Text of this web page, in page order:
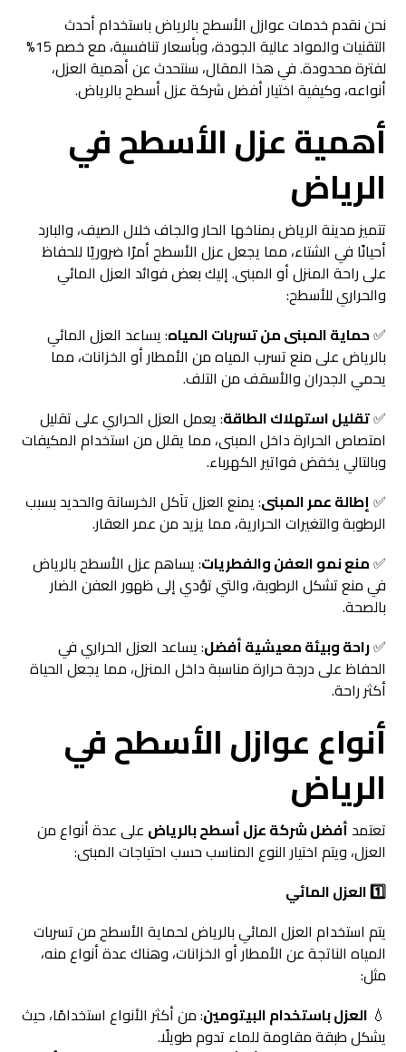
نحن نقدم خدمات عوازل الأسطح بالرياض باستخدام أحدث
التقنيات والمواد عالية الجودة، وبأسعار تنافسية، مع خصم 15%
لفترة محدودة. في هذا المقال، سنتحدث عن أهمية العزل،
أنواعه، وكيفية اختيار أفضل شركة عزل أسطح بالرياض.
أهمية عزل الأسطح في
الرياض
تتميز مدينة الرياض بمناخها الحار والجاف خلال الصيف، والبارد
أحيانًا في الشتاء، مما يجعل عزل الأسطح أمرًا ضروريًا للحفاظ
على راحة المنزل أو المبنى. إليك بعض فوائد العزل المائي
والحراري للأسطح:
✅حماية المبنى من تسربات المياه: يساعد العزل المائي
بالرياض على منع تسرب المياه من الأمطار أو الخزانات، مما
يحمي الجدران والأسقف من التلف.
✅تقليل استهلاك الطاقة: يعمل العزل الحراري على تقليل
امتصاص الحرارة داخل المبنى، مما يقلل من استخدام المكيفات
وبالتالي يخفض فواتير الكهرباء.
✅إطالة عمر المبنى: يمنع العزل تآكل الخرسانة والحديد بسبب
الرطوبة والتغيرات الحرارية، مما يزيد من عمر العقار.
✅منع نمو العفن والفطريات: يساهم عزل الأسطح بالرياض
في منع تشكل الرطوبة، والتي تؤدي إلى ظهور العفن الضار
بالصحة.
✅راحة وبيئة معيشية أفضل: يساعد العزل الحراري في
الحفاظ على درجة حرارة مناسبة داخل المنزل، مما يجعل الحياة
أكثر راحة.
أنواع عوازل الأسطح في
الرياض
تعتمد أفضل شركة عزل أسطح بالرياض على عدة أنواع من
العزل، ويتم اختيار النوع المناسب حسب احتياجات المبنى:
1️⃣
العزل المائي
يتم استخدام العزل المائي بالرياض لحماية الأسطح من تسربات
المياه الناتجة عن الأمطار أو الخزانات، وهناك عدة أنواع منه،
مثل:
💧 العزل باستخدام البيتومين: من أكثر الأنواع استخدامًا، حيث
يشكل طبقة مقاومة للماء تدوم طويلًا.